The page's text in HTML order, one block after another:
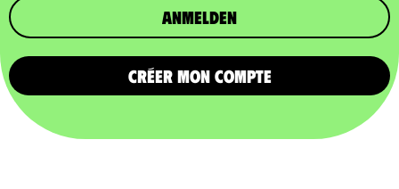
Anmelden
CRÉER MON COMPTE